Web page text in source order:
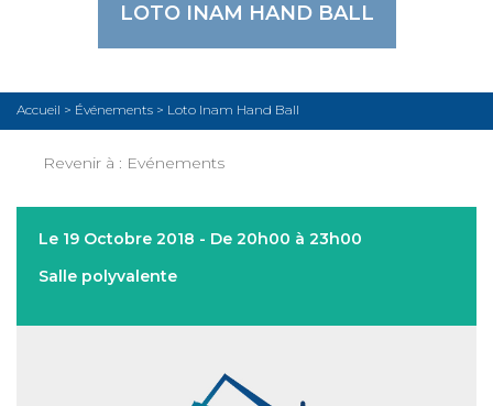
LOTO INAM HAND BALL
Accueil > Événements > Loto Inam Hand Ball
Revenir à : Evénements
Le 19 Octobre 2018 - De 20h00 à 23h00
Salle polyvalente